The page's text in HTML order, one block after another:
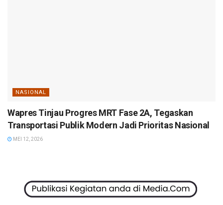
NASIONAL
Wapres Tinjau Progres MRT Fase 2A, Tegaskan
Transportasi Publik Modern Jadi Prioritas Nasional
MEI 12, 2026